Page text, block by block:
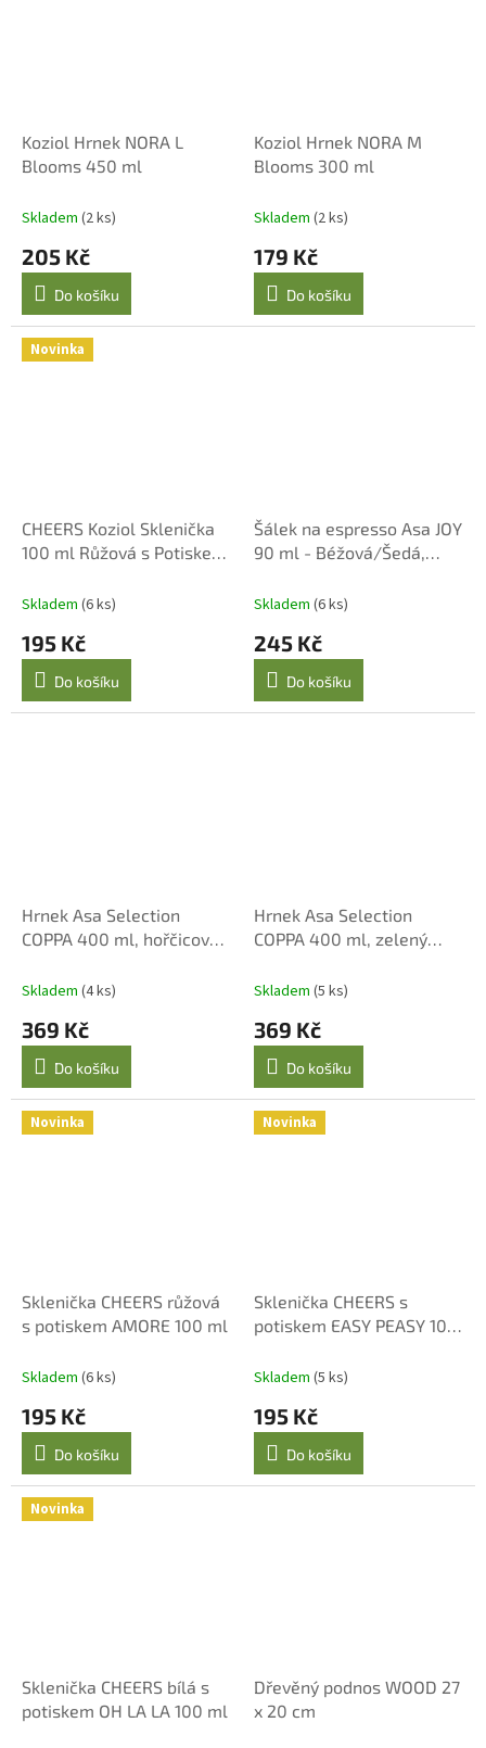
Koziol Hrnek NORA L
Blooms 450 ml
Skladem (2 ks)
205 Kč
Do košíku
Koziol Hrnek NORA M
Blooms 300 ml
Skladem (2 ks)
179 Kč
Do košíku
Novinka
CHEERS Koziol Sklenička
100 ml Růžová s Potiskem
Skladem (6 ks)
195 Kč
Do košíku
Šálek na espresso Asa JOY
90 ml - Béžová/Šedá,
Skladem (6 ks)
245 Kč
Do košíku
Hrnek Asa Selection
COPPA 400 ml, hořčicová
Skladem (4 ks)
369 Kč
Do košíku
Hrnek Asa Selection
COPPA 400 ml, zelený
Skladem (5 ks)
369 Kč
Do košíku
Novinka
Sklenička CHEERS růžová
s potiskem AMORE 100 ml
Skladem (6 ks)
195 Kč
Do košíku
Novinka
Sklenička CHEERS s
potiskem EASY PEASY 100
Skladem (5 ks)
195 Kč
Do košíku
Novinka
Sklenička CHEERS bílá s
potiskem OH LA LA 100 ml
Dřevěný podnos WOOD 27
x 20 cm